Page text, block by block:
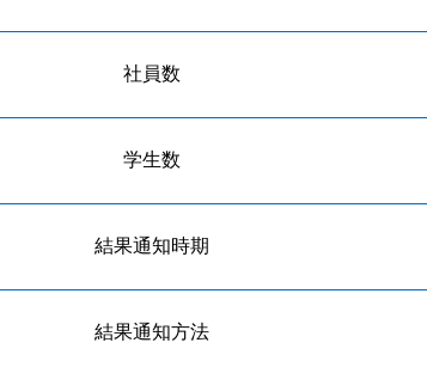
社員数
学生数
結果通知時期
結果通知方法